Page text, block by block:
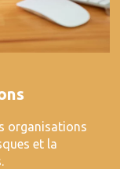
organisations
et la